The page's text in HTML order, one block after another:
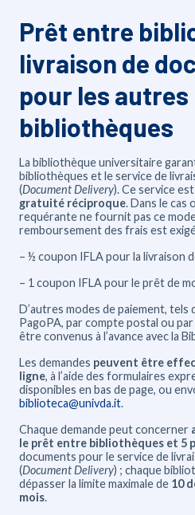
Prêt entre
livraison de
pour les autres
bibliothèques
La bibliothèque universitaire
bibliothèques et le service de
(Document Delivery). Ce service
gratuité réciproque. Dans le cas
requérante ne fournit pas ce mode
remboursement des frais est
– ½ coupon IFLA pour la livraison
– 1 coupon IFLA pour le prêt de
D’autres modes de paiement, tels
PagoPA, par compte postal ou
être convenus à l’avance avec la
Les demandes peuvent être
ligne, à l’aide des formulaires
disponibles en bas de page, ou
biblioteca@univda.it.
Chaque demande peut concerner
le prêt entre bibliothèques et 5
documents pour le service de
(Document Delivery) ; chaque
dépasser la limite maximale de 10
mois.